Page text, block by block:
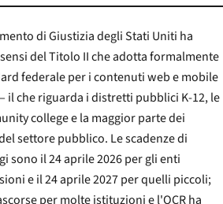
di Giustizia degli Stati Uniti ha
del Titolo II che adotta formalmente
federale per i contenuti web e mobile
il che riguarda i distretti pubblici K-12, le
college e la maggior parte dei
settore pubblico. Le scadenze di
sono il 24 aprile 2026 per gli enti
e il 24 aprile 2027 per quelli piccoli;
per molte istituzioni e l'OCR ha